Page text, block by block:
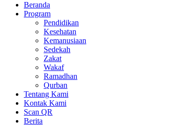
Beranda
Program
Pendidikan
Kesehatan
Kemanusiaan
Sedekah
Zakat
Wakaf
Ramadhan
Qurban
Tentang Kami
Kontak Kami
Scan QR
Berita